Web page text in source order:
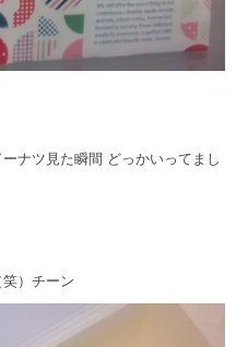
ナツ見た瞬間 どっかいってまし
）チーン